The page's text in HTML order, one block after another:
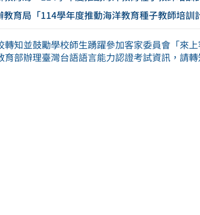
教育局「114學年度推動海洋教育種子教師培
轉知並鼓勵學校師生踴躍參加客家委員會「來
育部辦理臺灣台語語言能力認證考試資訊，請